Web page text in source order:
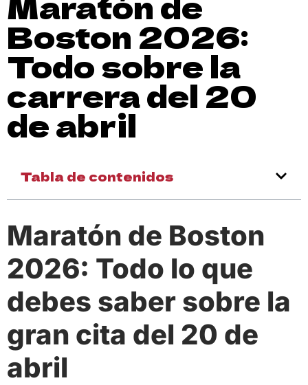
Boston 2026:
Todo sobre la
carrera del 20
de abril
Tabla de contenidos
Maratón de Boston
2026: Todo lo que
debes saber sobre la
gran cita del 20 de
abril